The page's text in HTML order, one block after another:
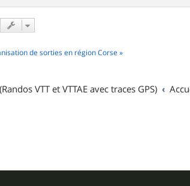
de sorties en région Corse »
VTT et VTTAE avec traces GPS)